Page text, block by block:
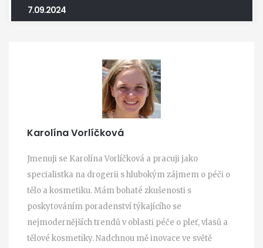
7.09.2024
Karolína Vorlíčková
Jmenuji se Karolína Vorlíčková a pracuji jako
specialistka na drogerii s hlubokým zájmem o péči o
tělo a kosmetiku. Mám bohaté zkušenosti s
poskytováním poradenství týkajícího se
nejmodernějších trendů v oblasti péče o pleť, vlasů a
tělové kosmetiky. Nadchnou mě inovace ve světě